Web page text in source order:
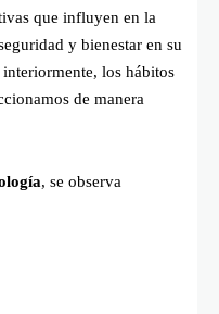
que influyen en la
y bienestar en su
los hábitos
de manera
, se observa